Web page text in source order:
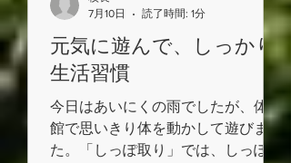
元気に遊んで、しっかり
生活習慣
今日はあいにくの雨でしたが、体育
館で思いきり体を動かして遊びまし
た。「しっぽ取り」では、しっぽを
7月10日
読了時間: 1分